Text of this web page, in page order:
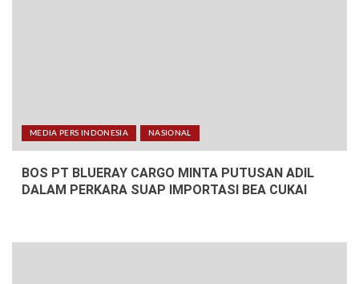
MEDIA PERS INDONESIA NASIONAL
BOS PT BLUERAY CARGO MINTA PUTUSAN ADIL
DALAM PERKARA SUAP IMPORTASI BEA CUKAI